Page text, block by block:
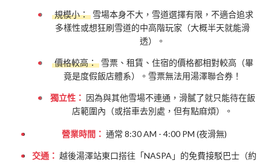
規模小： 雪場本身不大，雪道選擇有限，不適合追求
多樣性或想狂刷雪道的中高階玩家（大概半天就能滑
透）。
價格較高： 雪票、租賃、住宿的價格都相對較高（畢
竟是度假飯店體系）。雪票無法用湯澤聯合券！
獨立性： 因為與其他雪場不連通，滑膩了就只能待在飯
店範圍內（或搭車去別處，但有點麻煩）。
營業時間： 通常 8:30 AM - 4:00 PM (夜滑無)
交通： 越後湯澤站東口搭往「NASPA」的免費接駁巴士（約